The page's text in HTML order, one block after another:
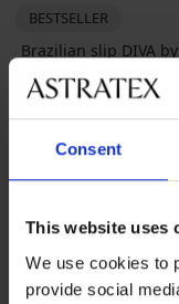
Consent
This website uses
We use cookies to
provide social
BESTSELLER
Brazilian slip DIVA
20,99 €actie 3+1